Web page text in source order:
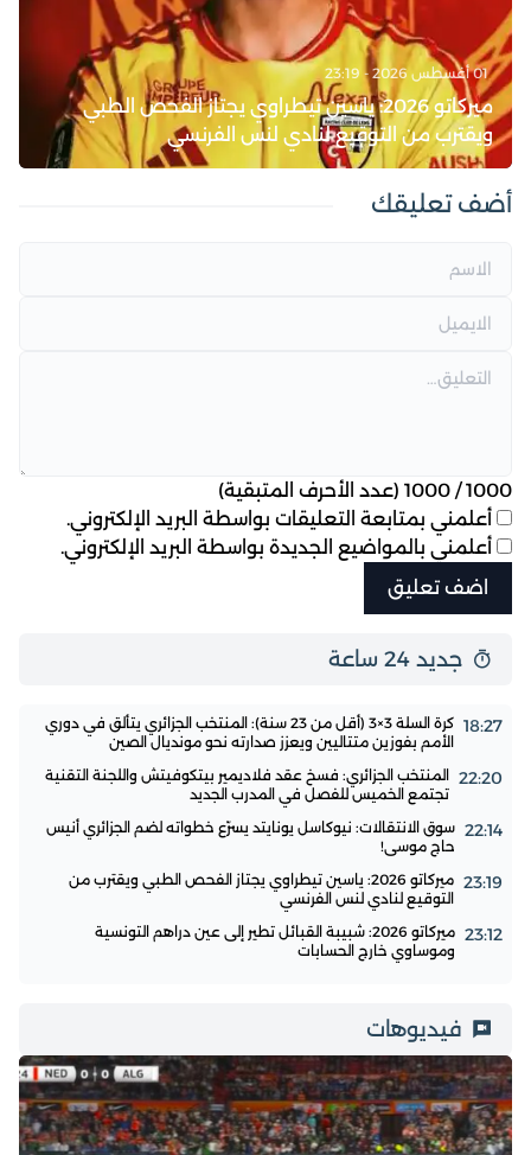
01 أغسطس 2026 - 23:19
ميركاتو 2026: ياسين تيطراوي يجتاز الفحص الطبي
ويقترب من التوقيع لنادي لنس الفرنسي
أضف تعليقك
1000
/
1000 (عدد الأحرف المتبقية)
أعلمني بمتابعة التعليقات بواسطة البريد الإلكتروني.
أعلمني بالمواضيع الجديدة بواسطة البريد الإلكتروني.
جديد 24 ساعة
18:27
كرة السلة 3×3 (أقل من 23 سنة): المنتخب الجزائري يتألق في دوري
الأمم بفوزين متتاليين ويعزز صدارته نحو مونديال الصين
22:20 المنتخب الجزائري: فسخ عقد فلاديمير بيتكوفيتش واللجنة التقنية
تجتمع الخميس للفصل في المدرب الجديد
22:14 سوق الانتقالات: نيوكاسل يونايتد يسرّع خطواته لضم الجزائري أنيس
حاج موسى!
23:19
ميركاتو 2026: ياسين تيطراوي يجتاز الفحص الطبي ويقترب من
التوقيع لنادي لنس الفرنسي
23:12
ميركاتو 2026: شبيبة القبائل تطير إلى عين دراهم التونسية
وموساوي خارج الحسابات
فيديوهات